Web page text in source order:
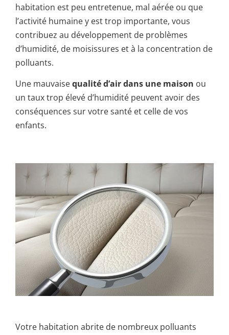
habitation est peu entretenue, mal aérée ou que
l’activité humaine y est trop importante, vous
contribuez au développement de problèmes
d’humidité, de moisissures et à la concentration de
polluants.
Une mauvaisequalité d’air dans une maison ou
un taux trop élevé d’humidité peuvent avoir des
conséquences sur votre santé et celle de vos
enfants.
Votre habitation abrite de nombreux polluants